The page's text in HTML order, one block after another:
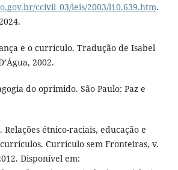
ccivil_03/leis/2003/l10.639.htm.
e o currículo. Tradução de Isabel
2002.
do oprimido. São Paulo: Paz e
Relações étnico-raciais, educação e
Currículo sem Fronteiras, v.
Disponível em: